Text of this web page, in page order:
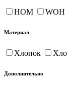
HOM WOH
Материал
Хлопок
Дополнительно